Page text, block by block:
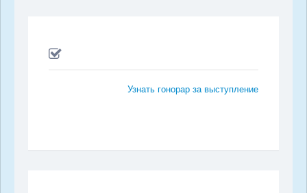
Узнать гонорар за выступление